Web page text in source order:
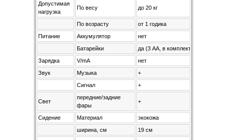
Допустимая
нагрузка
По весу до 20 кг
По возрасту
от 1 годика
Питание
Аккумулятор
нет
Батарейки
да (3 AA, в комплект не входят)
Зарядка
V/mA
нет
Звук
Музыка
+
Сигнал
+
Свет
передние/задние
фары
+
Сидение Материал
экокожа
ширина, см
19 см